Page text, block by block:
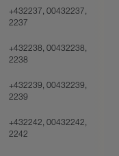
+432237, 00432237,
2237
+432238, 00432238,
2238
+432239, 00432239,
2239
+432242, 00432242,
2242